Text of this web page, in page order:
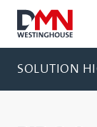
SOLUTION